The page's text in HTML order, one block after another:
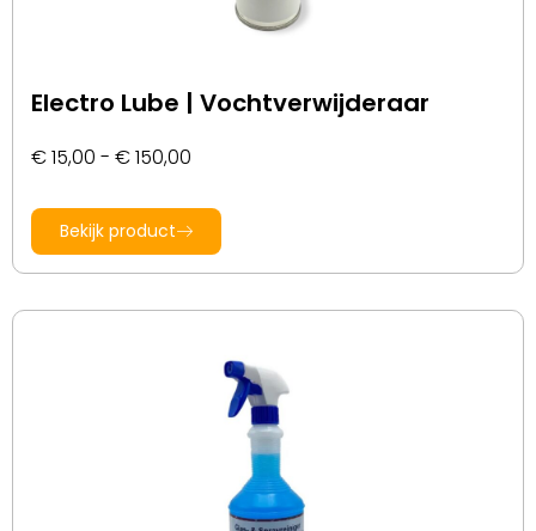
Electro Lube | Vochtverwijderaar
€15,00 - €150,00
Bekijk product